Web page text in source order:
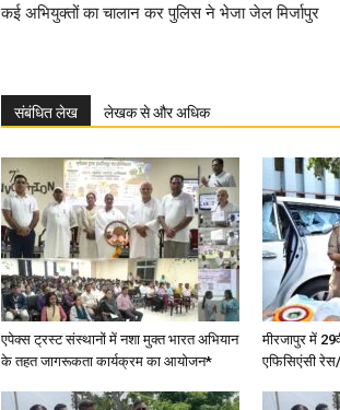
कई अभियुक्तों का चालान कर पुलिस ने भेजा जेल मिर्जापुर
संबंधित लेख लेखक से और अधिक
एपेक्स ट्रस्ट संस्थानों में नशा मुक्त भारत अभियान
के तहत जागरूकता कार्यक्रम का आयोजन*
मीरजापुर में
एफिसिएंसी रेस/